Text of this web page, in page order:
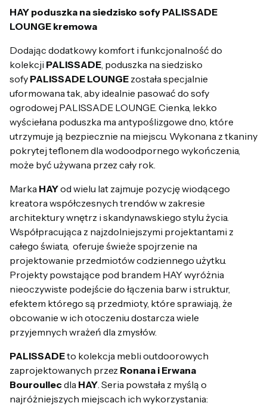
HAY poduszka na siedzisko sofy PALISSADE
LOUNGE kremowa
Dodając dodatkowy komfort i funkcjonalność do
kolekcji PALISSADE , poduszka na siedzisko
sofy PALISSADE LOUNGE została specjalnie
uformowana tak, aby idealnie pasować do sofy
ogrodowej PALISSADE LOUNGE. Cienka, lekko
wyściełana poduszka ma antypoślizgowe dno, które
utrzymuje ją bezpiecznie na miejscu. Wykonana z tkaniny
pokrytej teflonem dla wodoodpornego wykończenia,
może być używana przez cały rok.
Marka HAYod wielu lat zajmuje pozycję wiodącego
kreatora współczesnych trendów w zakresie
architektury wnętrz i skandynawskiego stylu życia.
Współpracująca z najzdolniejszymi projektantami z
całego świata, oferuje świeże spojrzenie na
projektowanie przedmiotów codziennego użytku.
Projekty powstające pod brandem HAY wyróżnia
nieoczywiste podejście do łączenia barw i struktur,
efektem którego są przedmioty, które sprawiają, że
obcowanie w ich otoczeniu dostarcza wiele
przyjemnych wrażeń dla zmysłów.
PALISSADEto kolekcja mebli outdoorowych
zaprojektowanych przez Ronana i Erwana
Bouroullecdla HAY . Seria powstała z myślą o
najróżniejszych miejscach ich wykorzystania: